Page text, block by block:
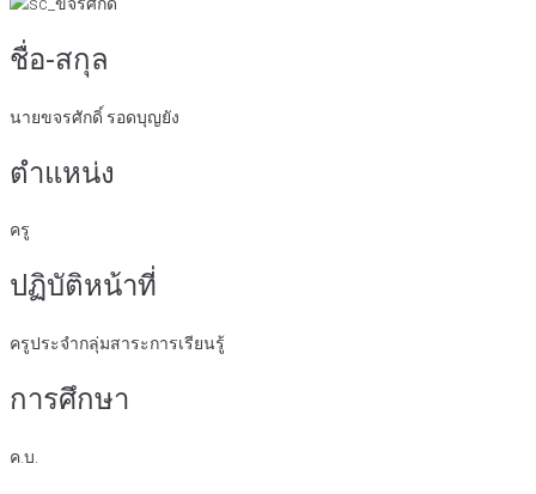
ชื่อ-สกุล
นายขจรศักดิ์ รอดบุญยัง
ตำแหน่ง
ครู
ปฏิบัติหน้าที่
ครูประจำกลุ่มสาระการเรียนรู้
การศึกษา
ค.บ.